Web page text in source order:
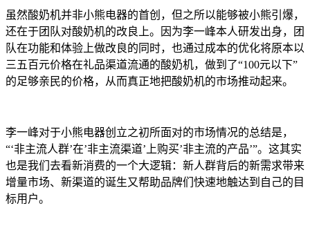
虽然酸奶机并非小熊电器的首创，但之所以能够被小熊引爆，
还在于团队对酸奶机的改良上。因为李一峰本人研发出身，团
队在功能和体验上做改良的同时，也通过成本的优化将原本以
三五百元价格在礼品渠道流通的酸奶机，做到了“100元以下”
的足够亲民的价格，从而真正地把酸奶机的市场推动起来。
李一峰对于小熊电器创立之初所面对的市场情况的总结是，
“‘非主流人群’在’非主流渠道’上购买’非主流的产品’”。这其实
也是我们去看新消费的一个大逻辑：新人群背后的新需求带来
增量市场、新渠道的诞生又帮助品牌们快速地触达到自己的目
标用户。